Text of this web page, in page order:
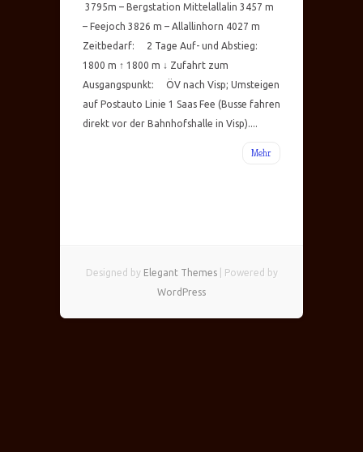
3795m – Bergstation Mittelallalin 3457 m
– Feejoch 3826 m – Allallinhorn 4027 m
Zeitbedarf: 2 Tage Auf- und Abstieg:
1800 m ↑ 1800 m ↓ Zufahrt zum
Ausgangspunkt: ÖV nach Visp; Umsteigen
auf Postauto Linie 1 Saas Fee (Busse fahren
direkt vor der Bahnhofshalle in Visp)....
Mehr
Designed by Elegant Themes| Powered by
WordPress